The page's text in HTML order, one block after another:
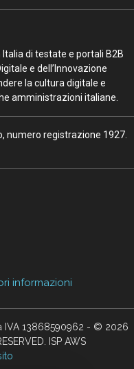
di testate e portali B2B
e dell’Innovazione
la cultura digitale e
amministrazioni italiane.
numero registrazione 1927.
informazioni
IVA 13868590962 - © 2026
ISP AWS